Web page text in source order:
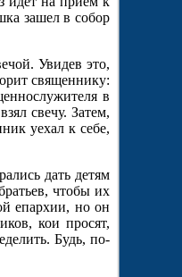
зашел в собор
Увидев это,
священнику:
в
свечу. Затем,
уехал к себе,
дать детям
чтобы их
епархии, но он
кои просят,
Будь, по-